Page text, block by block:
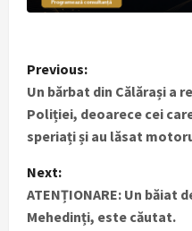
P
o
s
t
n
Previous:
Un bărbat din Călărași a
Poliției, deoarece cei
speriați și au lăsat
Next:
ATENȚIONARE: Un băiat
Mehedinți, este căutat.